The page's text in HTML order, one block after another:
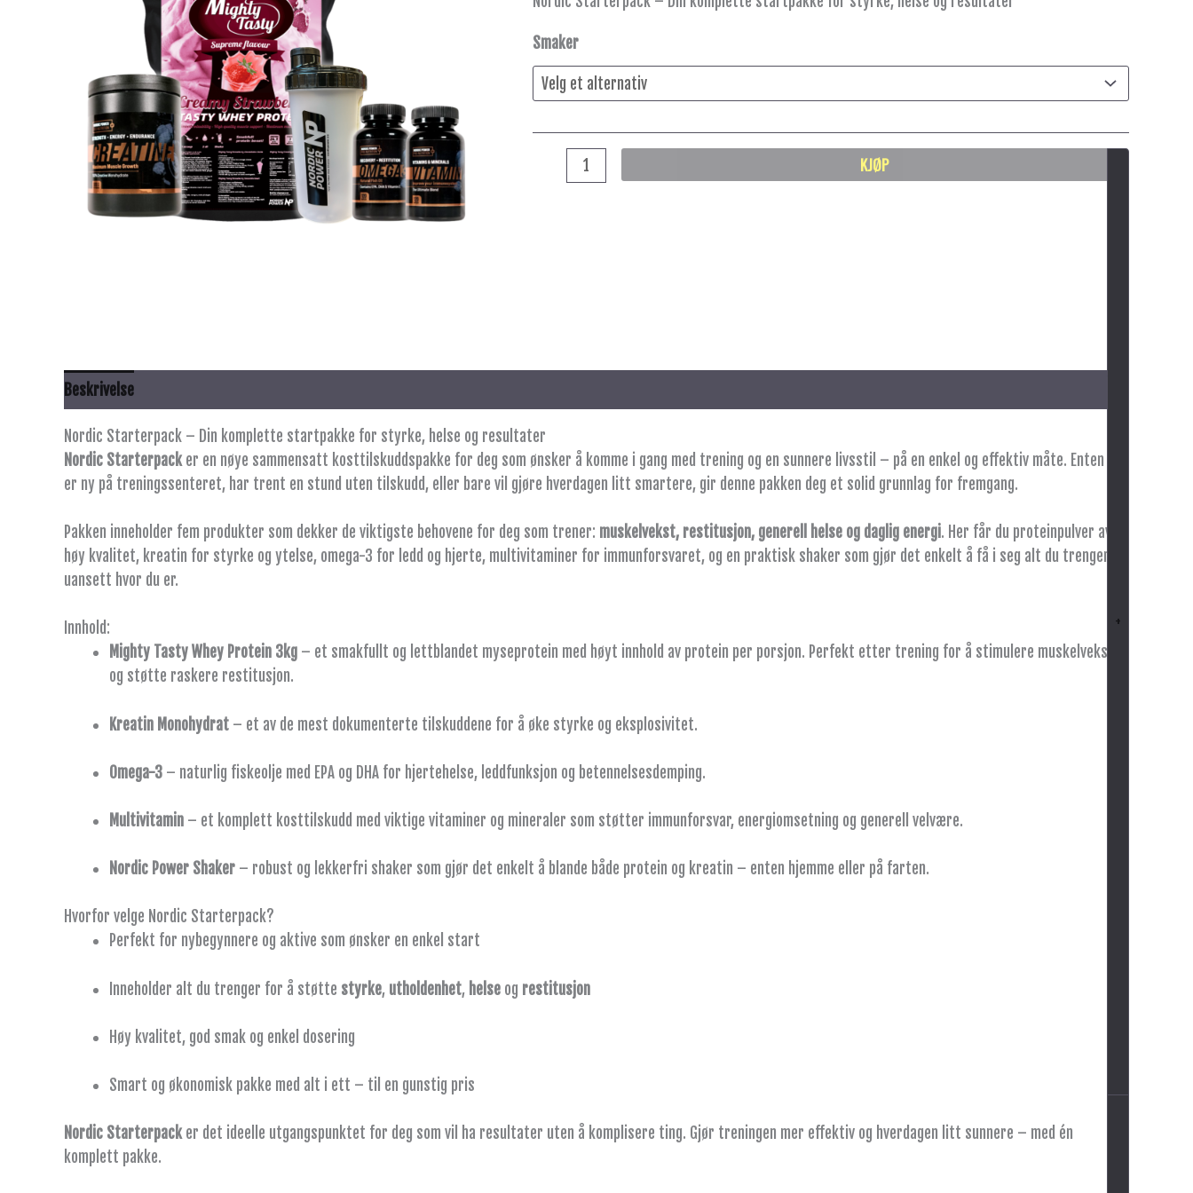
Smaker
+
KJØP
Beskrivelse
Nordic Starterpack – Din komplette startpakke for styrke, helse og resultater
Nordic Starterpack er en nøye sammensatt kosttilskuddspakke for deg som ønsker å komme i gang med trening og en sunnere livsstil – på en enkel og effektiv måte. Enten du
er ny på treningssenteret, har trent en stund uten tilskudd, eller bare vil gjøre hverdagen litt smartere, gir denne pakken deg et solid grunnlag for fremgang.
Pakken inneholder fem produkter som dekker de viktigste behovene for deg som trener: muskelvekst, restitusjon, generell helse og daglig energi. Her får du proteinpulver av
høy kvalitet, kreatin for styrke og ytelse, omega-3 for ledd og hjerte, multivitaminer for immunforsvaret, og en praktisk shaker som gjør det enkelt å få i seg alt du trenger –
uansett hvor du er.
Innhold:
Mighty Tasty Whey Protein 3kg – et smakfullt og lettblandet myseprotein med høyt innhold av protein per porsjon. Perfekt etter trening for å stimulere muskelvekst
og støtte raskere restitusjon.
Kreatin Monohydrat – et av de mest dokumenterte tilskuddene for å øke styrke og eksplosivitet.
Omega-3 – naturlig fiskeolje med EPA og DHA for hjertehelse, leddfunksjon og betennelsesdemping.
Multivitamin – et komplett kosttilskudd med viktige vitaminer og mineraler som støtter immunforsvar, energiomsetning og generell velvære.
Nordic Power Shaker – robust og lekkerfri shaker som gjør det enkelt å blande både protein og kreatin – enten hjemme eller på farten.
Hvorfor velge Nordic Starterpack?
Perfekt for nybegynnere og aktive som ønsker en enkel start
Inneholder alt du trenger for å støtte styrke, utholdenhet, helse og restitusjon
Høy kvalitet, god smak og enkel dosering
Smart og økonomisk pakke med alt i ett – til en gunstig pris
Nordic Starterpack er det ideelle utgangspunktet for deg som vil ha resultater uten å komplisere ting. Gjør treningen mer effektiv og hverdagen litt sunnere – med én
komplett pakke.